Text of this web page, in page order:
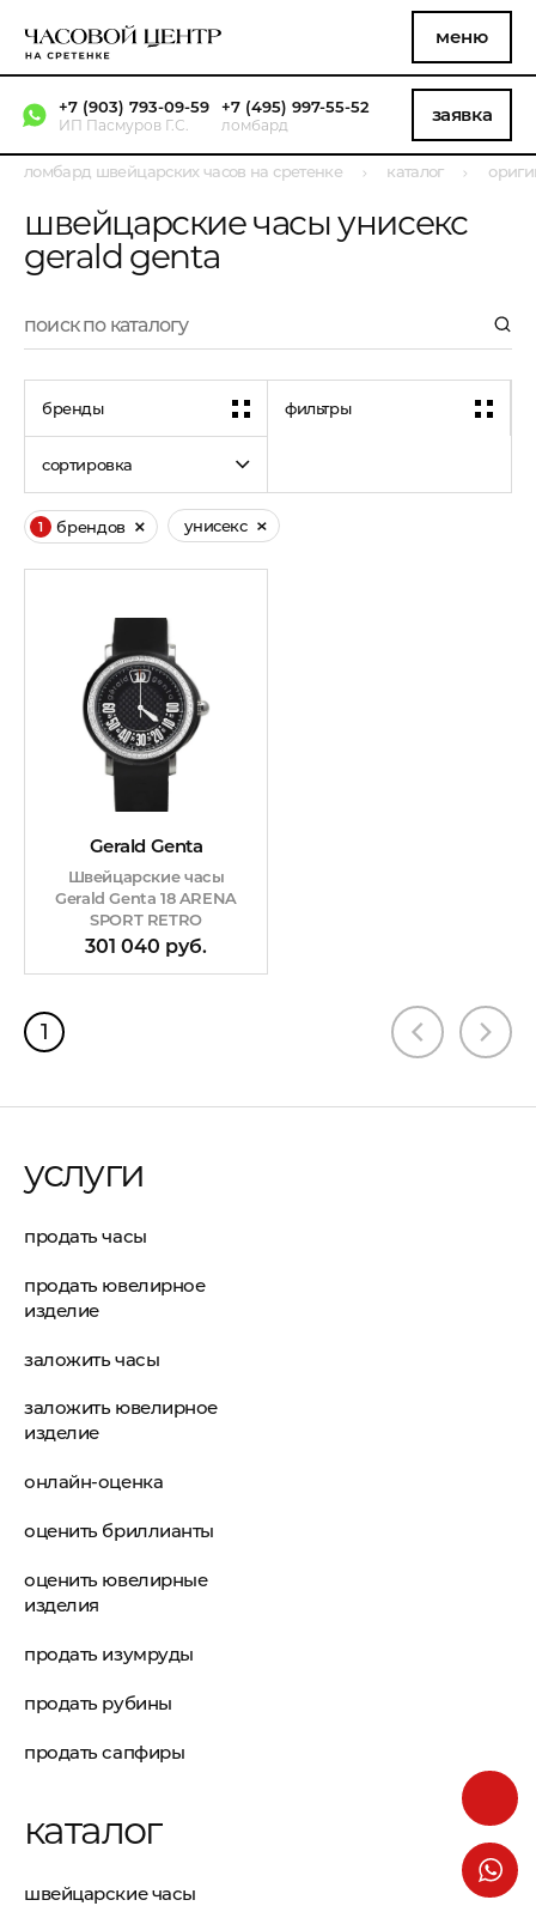
меню
+7 (903) 793-09-59
ИП Пасмуров Г.С.
+7 (495) 997-55-52
ломбард заявка
ломбард швейцарских часов на сретенке каталог
швейцарские часы унисекс
gerald genta
бренды фильтры
сортировка
1 брендов унисекс
Gerald Genta
Швейцарские часы
Gerald Genta 18 ARENA
SPORT RETRO
301 040 руб.
1
услуги
продать часы
продать ювелирное
изделие
заложить часы
заложить ювелирное
изделие
онлайн-оценка
оценить бриллианты
оценить ювелирные
изделия
продать изумруды
продать рубины
продать сапфиры
каталог
швейцарские часы